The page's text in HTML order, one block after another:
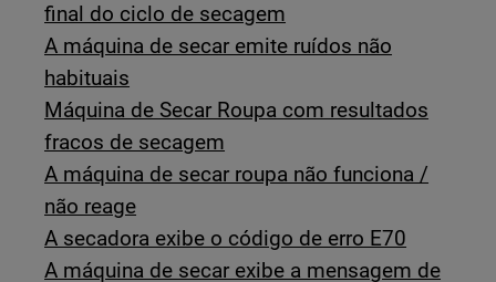
final do ciclo de secagem
A máquina de secar emite ruídos não
habituais
Máquina de Secar Roupa com resultados
fracos de secagem
A máquina de secar roupa não funciona /
não reage
A secadora exibe o código de erro E70
A máquina de secar exibe a mensagem de